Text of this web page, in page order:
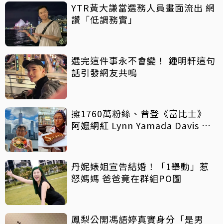
YTR黃大謙當選務人員畫面流出 網
讚「低調務實」
選完這件事永不會變！ 鍾明軒這句
話引發網友共鳴
擁1760萬粉絲、曾登《富比士》
阿嬤網紅 Lynn Yamada Davis 驚
丹妮婊姐宣告結婚！「1舉動」惹
怒媽媽 爸爸竟在群組PO圖
鳳梨公開馮語婷真實身分「是男